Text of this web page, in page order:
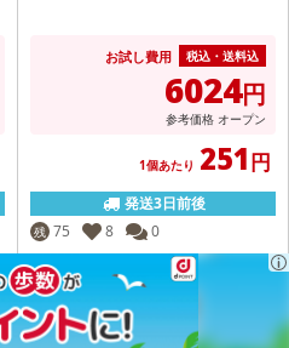
お試し費用 税込・送料込
6024円
参考価格 オープン
1個あたり 251円
発送3日前後
残 75 8 0